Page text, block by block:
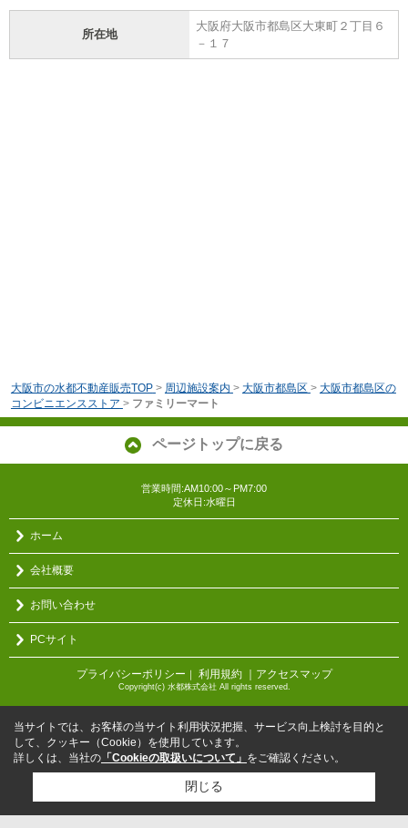
所在地
大阪府大阪市都島区大東町２丁目６
－１７
大阪市の水都不動産販売TOP > 周辺施設案内 > 大阪市都島区 > 大阪市都島区の
コンビニエンスストア > ファミリーマート
ページトップに戻る
営業時間:AM10:00～PM7:00
定休日:水曜日
ホーム
会社概要
お問い合わせ
PCサイト
プライバシーポリシー ｜ 利用規約 ｜アクセスマップ
Copyright(c) 水都株式会社 All rights reserved.
当サイトでは、お客様の当サイト利用状況把握、サービス向上検討を目的と
して、クッキー（Cookie）を使用しています。
詳しくは、当社の 「Cookieの取扱いについて」 をご確認ください。
閉じる